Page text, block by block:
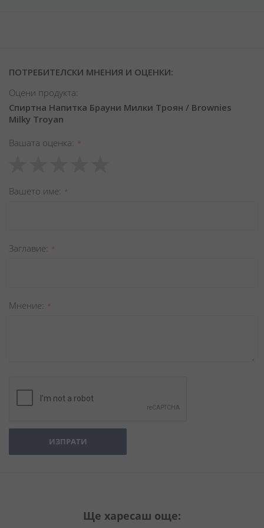
ПОТРЕБИТЕЛСКИ МНЕНИЯ И ОЦЕНКИ:
Оцени продукта:
Спиртна Напитка Брауни Милки Троян / Brownies
Milky Troyan
Вашата оценка
star
stars
stars
stars
stars
Вашето име
Заглавиe
Мнение
ИЗПРАТИ
Ще харесаш още: